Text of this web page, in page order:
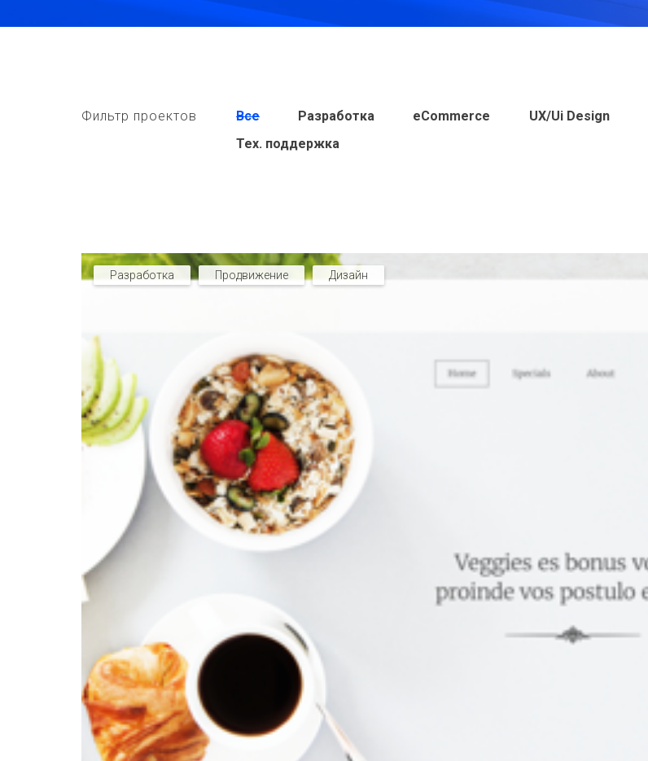
Фильтр проектов Все Разработка eCommerce UX/Ui Design
Тех. поддержка
Разработка Продвижение Дизайн